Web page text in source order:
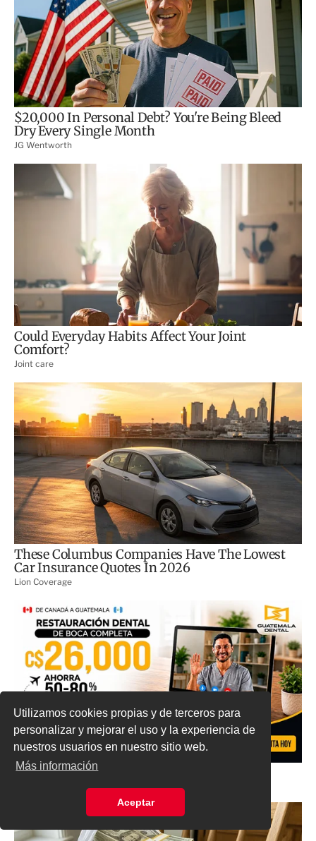
Utilizamos cookies propias y de terceros para
personalizar y mejorar el uso y la experiencia de
nuestros usuarios en nuestro sitio web.
Más información
Aceptar